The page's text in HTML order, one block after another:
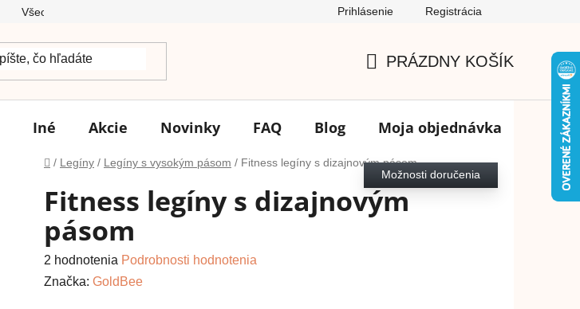
Všeobecné obchodné podmienky Podmienky ochrany osobných údajov FAQ
Prihlásenie Registrácia
KOŠÍK
PRÁZDNY KOŠÍK
Iné Akcie Novinky FAQ Blog Moja objednávka
Domov
/ Legíny / Legíny s vysokým pásom / Fitness legíny s dizajnovým pásom
Fitness legíny s dizajnovým
pásom
Priemerné
hodnotenie
2 hodnotenia Podrobnosti hodnotenia
Značka: GoldBee
Možnosti doručenia